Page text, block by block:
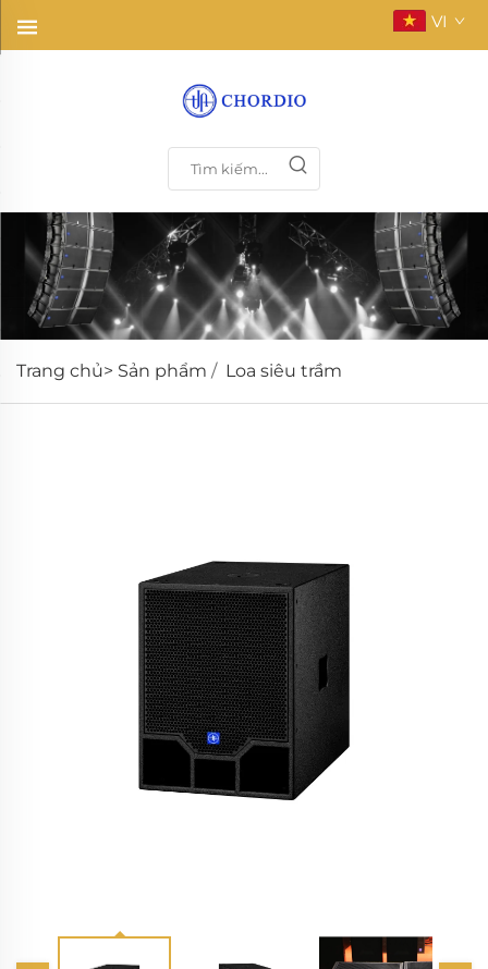
VI
Trang chủ> Sản phẩm / Loa siêu trầm